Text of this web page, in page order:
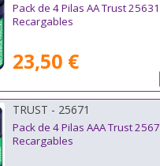
Pack de 4 Pilas AA Trust
Recargables
23,50 €
TRUST - 25671
Pack de 4 Pilas AAA Trust
Recargables